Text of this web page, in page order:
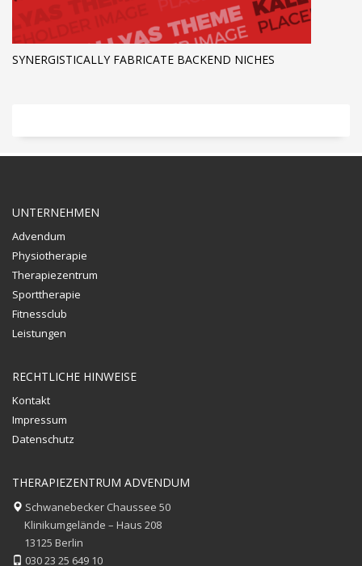
SYNERGISTICALLY FABRICATE BACKEND NICHES
UNTERNEHMEN
Advendum
Physiotherapie
Therapiezentrum
Sporttherapie
Fitnessclub
Leistungen
RECHTLICHE HINWEISE
Kontakt
Impressum
Datenschutz
THERAPIEZENTRUM ADVENDUM
Schwanebecker Chaussee 50
Klinikumgelände – Haus 208
13125 Berlin
030 23 25 649 10